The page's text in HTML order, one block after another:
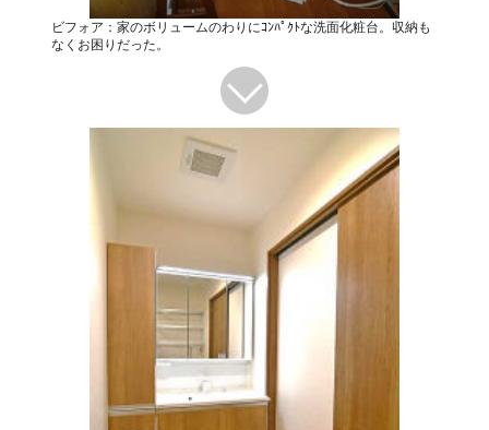
ビフォア：家のボリュームのわりにｺﾝﾊﾟｸﾄな洗面化粧台。収納も
なくお困りだった。